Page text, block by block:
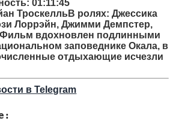
: 01:11:45
ТроскелльВ ролях: Джессика
Лоррэйн, Джимми Демпстер,
вдохновлен подлинными
заповеднике Окала, в
отдыхающие исчезли
в Telegram